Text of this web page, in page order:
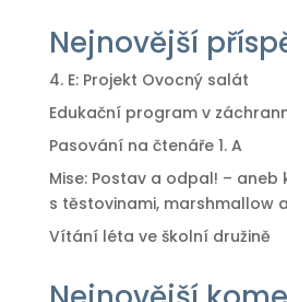
Nejnovější
4. E: Projekt Ovocný salát
Edukační program v
Pasování na čtenáře 1. A
Mise: Postav a odpal! –
s těstovinami, marshmallow
Vítání léta ve školní družině